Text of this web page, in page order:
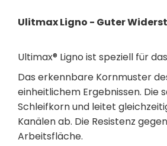
Ulitmax Ligno - Guter
Ultimax® Ligno ist speziell für
Das erkennbare Kornmuster
einheitlichem Ergebnissen.
Schleifkorn und leitet
Kanälen ab. Die Resistenz
Arbeitsfläche.